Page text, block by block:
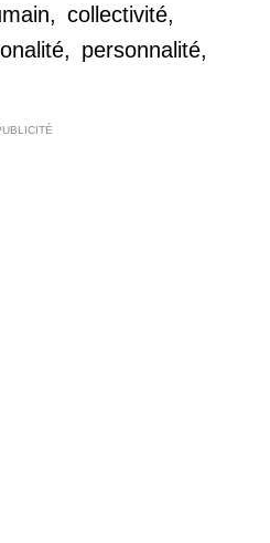
, collectivité,
, personnalité,